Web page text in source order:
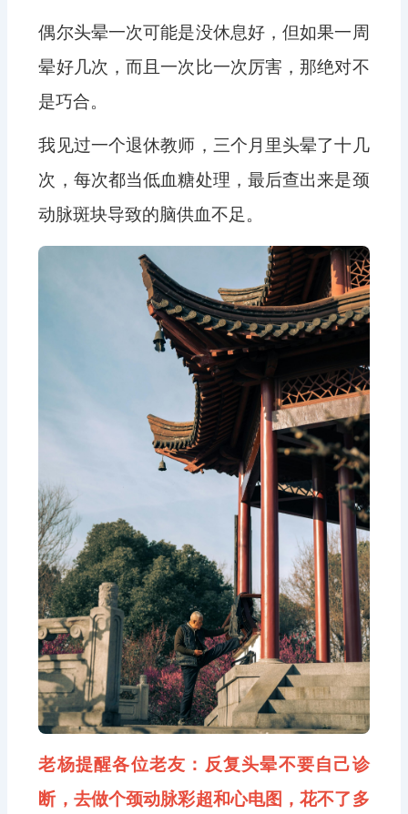
偶尔头晕一次可能是没休息好，但如果一周
晕好几次，而且一次比一次厉害，那绝对不
是巧合。
我见过一个退休教师，三个月里头晕了十几
次，每次都当低血糖处理，最后查出来是颈
动脉斑块导致的脑供血不足。
老杨提醒各位老友：反复头晕不要自己诊
断，去做个颈动脉彩超和心电图，花不了多